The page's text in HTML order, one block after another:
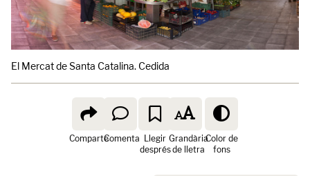
El Mercat de Santa Catalina. Cedida
ComparteComenta Llegir
després
Grandària
de lletra
Color de
fons